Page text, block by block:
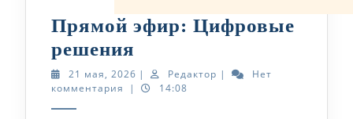
Прямой эфир: Цифровые
решения
эфир:
Цифровые
21 мая, 2026 21
мая,
| Редактор Редактор
|
Нет
комментария
| 14:08